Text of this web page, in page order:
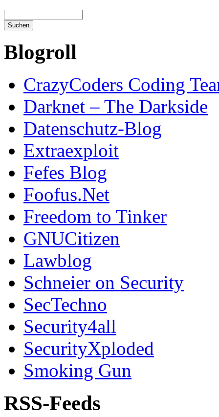
Blogroll
CrazyCoders Coding
Darknet – The Darkside
Datenschutz-Blog
Extraexploit
Fefes Blog
Foofus.Net
Freedom to Tinker
GNUCitizen
Lawblog
Schneier on Security
SecTechno
Security4all
SecurityXploded
Smoking Gun
RSS-Feeds